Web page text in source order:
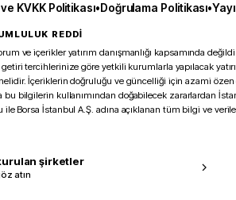
KVKK Politikası•Doğrulama Politikası•
REDDİ
ve içerikler yatırım danışmanlığı kapsamında
tercihlerinize göre yetkili kurumlarla yapılacak
İçeriklerin doğruluğu ve güncelliği için azami özen
bu bilgilerin kullanımından doğabilecek zararlardan
Borsa İstanbul A.Ş. adına açıklanan tüm bilgi ve
şirketler
atın